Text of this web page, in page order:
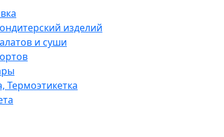
изделий
и суши
Термоэтикетка